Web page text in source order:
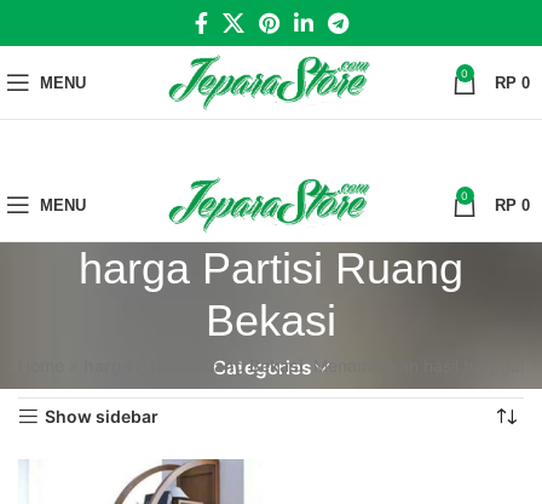
MENU 0 RP 0
MENU 0 RP 0
harga Partisi Ruang
Bekasi
Categories
harga Partisi Ruang Bekasi Menampilkan hasil tunggal
Show sidebar